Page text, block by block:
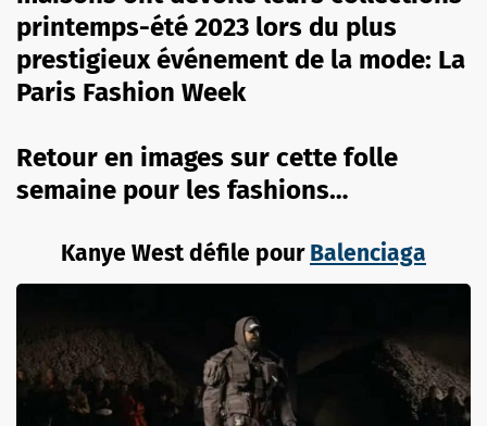
printemps-été 2023 lors du plus
prestigieux événement de la mode: La
Paris Fashion Week
Retour en images sur cette folle
semaine pour les fashions…
Kanye West défile pourBalenciaga